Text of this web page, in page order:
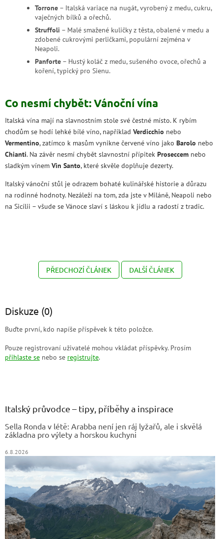
Torrone – Italská variace na nugát, vyrobený z medu, cukru,
vaječných bílků a ořechů.
Struffoli – Malé smažené kuličky z těsta, obalené v medu a
zdobené cukrovými perličkami, populární zejména v
Neapoli.
Panforte – Hustý koláč z medu, sušeného ovoce, ořechů a
koření, typický pro Sienu.
Co nesmí chybět: Vánoční vína
Italská vína mají na slavnostním stole své čestné místo. K rybím
chodům se hodí lehké bílé víno, například Verdicchio nebo
Vermentino, zatímco k masům vynikne červené víno jako Barolo nebo
Chianti. Na závěr nesmí chybět slavnostní přípitek Proseccem nebo
sladkým vínem Vin Santo, které skvěle doplňuje dezerty.
Italský vánoční stůl je odrazem bohaté kulinářské historie a důrazu
na rodinné hodnoty. Nezáleží na tom, zda jste v Miláně, Neapoli nebo
na Sicílii – všude se Vánoce slaví s láskou k jídlu a radostí z tradic.
PŘEDCHOZÍ ČLÁNEK DALŠÍ ČLÁNEK
Diskuze (0)
Buďte první, kdo napíše příspěvek k této položce.
Pouze registrovaní uživatelé mohou vkládat příspěvky. Prosím
přihlaste se nebo se registrujte.
Italský průvodce – tipy, příběhy a inspirace
Sella Ronda v létě: Arabba není jen ráj lyžařů, ale i skvělá
základna pro výlety a horskou kuchyni
6.8.2026